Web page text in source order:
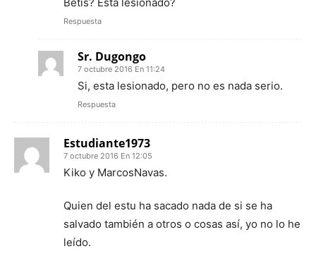
Respuesta
Sr. Dugongo
7 octubre 2016 En 11:24
Si, esta lesionado, pero no es nada serio.
Respuesta
Estudiante1973
7 octubre 2016 En 12:05
Kiko y MarcosNavas.
Quien del estu ha sacado nada de si se ha
salvado también a otros o cosas así, yo no lo he
leído.